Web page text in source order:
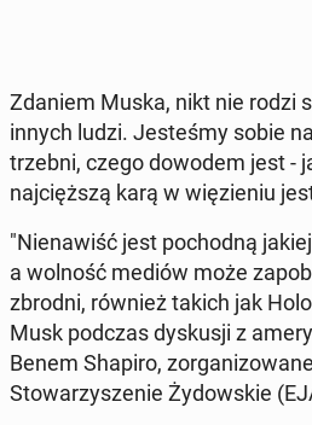
Zdaniem Muska, nikt nie rodzi
innych ludzi. Je­ste­śmy sobie
trzeb­ni, czego dowodem jest -
naj­cięż­szą karą w wię­zie­niu
"Nie­na­wiść jest po­chod­ną
a wolność mediów może
zbrodni, również takich jak
Musk podczas dys­ku­sji z
Benem Shapiro,
Sto­wa­rzy­sze­nie Ży­dow­skie